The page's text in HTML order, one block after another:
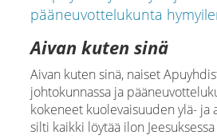
Aivan kuten sinä
Aivan kuten sinä, naiset
johtokunnassa ja
kokeneet kuolevaisuuden ylä- ja
silti kaikki löytää ilon